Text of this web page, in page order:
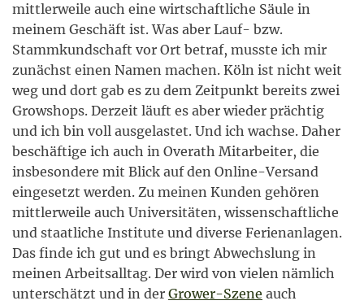
mittlerweile auch eine wirtschaftliche Säule in
meinem Geschäft ist. Was aber Lauf- bzw.
Stammkundschaft vor Ort betraf, musste ich mir
zunächst einen Namen machen. Köln ist nicht weit
weg und dort gab es zu dem Zeitpunkt bereits zwei
Growshops. Derzeit läuft es aber wieder prächtig
und ich bin voll ausgelastet. Und ich wachse. Daher
beschäftige ich auch in Overath Mitarbeiter, die
insbesondere mit Blick auf den Online-Versand
eingesetzt werden. Zu meinen Kunden gehören
mittlerweile auch Universitäten, wissenschaftliche
und staatliche Institute und diverse Ferienanlagen.
Das finde ich gut und es bringt Abwechslung in
meinen Arbeitsalltag. Der wird von vielen nämlich
unterschätzt und in der Grower-Szene auch